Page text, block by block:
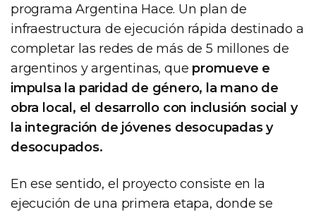
programa Argentina Hace. Un plan de
infraestructura de ejecución rápida destinado a
completar las redes de más de 5 millones de
argentinos y argentinas, que promueve e
impulsa la paridad de género, la mano de
obra local, el desarrollo con inclusión social y
la integración de jóvenes desocupadas y
desocupados.
En ese sentido, el proyecto consiste en la
ejecución de una primera etapa, donde se